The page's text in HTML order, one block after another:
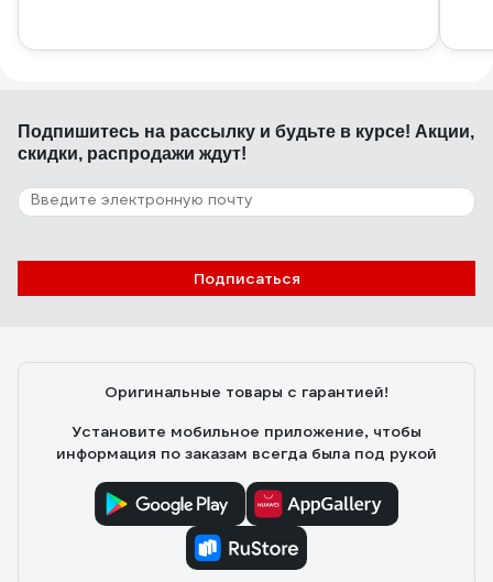
Подпишитесь на рассылку и будьте в курсе! Акции,
скидки, распродажи ждут!
Подписаться
Оригинальные товары с гарантией!
Установите мобильное приложение, чтобы
информация по заказам всегда была под рукой